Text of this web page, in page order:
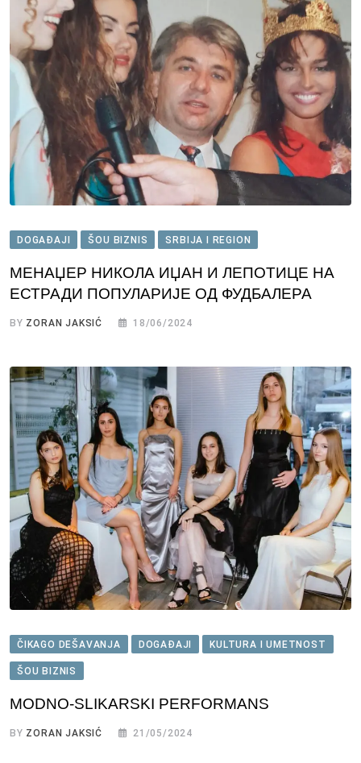
DOGAĐAJI ŠOU BIZNIS SRBIJA I REGION
МЕНАЏЕР НИКОЛА ИЏАН И ЛЕПОТИЦЕ НА
ЕСТРАДИ ПОПУЛАРИЈЕ ОД ФУДБАЛЕРА
BY ZORAN JAKSIĆ 18/06/2024
ČIKAGO DEŠAVANJA DOGAĐAJI KULTURA I UMETNOST
ŠOU BIZNIS
MODNO-SLIKARSKI PERFORMANS
BY ZORAN JAKSIĆ 21/05/2024